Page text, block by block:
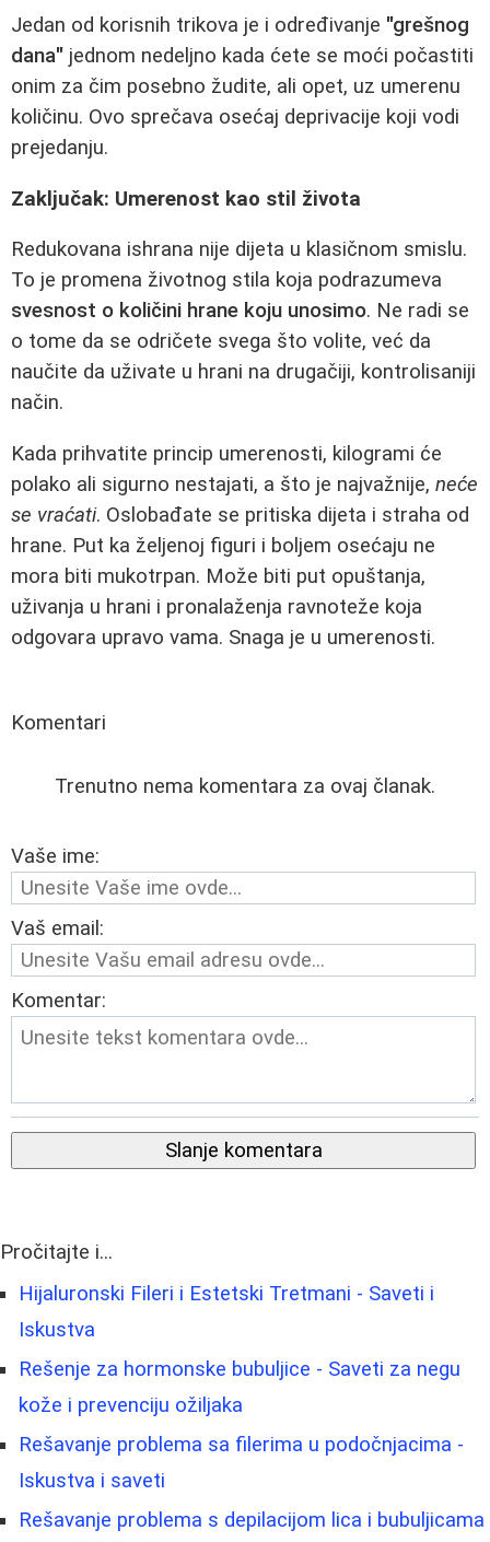
Jedan od korisnih trikova je i određivanje "grešnog
dana" jednom nedeljno kada ćete se moći počastiti
onim za čim posebno žudite, ali opet, uz umerenu
količinu. Ovo sprečava osećaj deprivacije koji vodi
prejedanju.
Zaključak: Umerenost kao stil života
Redukovana ishrana nije dijeta u klasičnom smislu.
To je promena životnog stila koja podrazumeva
svesnost o količini hrane koju unosimo. Ne radi se
o tome da se odričete svega što volite, već da
naučite da uživate u hrani na drugačiji, kontrolisaniji
način.
Kada prihvatite princip umerenosti, kilogrami će
polako ali sigurno nestajati, a što je najvažnije, neće
se vraćati. Oslobađate se pritiska dijeta i straha od
hrane. Put ka željenoj figuri i boljem osećaju ne
mora biti mukotrpan. Može biti put opuštanja,
uživanja u hrani i pronalaženja ravnoteže koja
odgovara upravo vama. Snaga je u umerenosti.
Komentari
Trenutno nema komentara za ovaj članak.
Vaše ime:
Vaš email:
Komentar:
Slanje komentara
Pročitajte i...
Hijaluronski Fileri i Estetski Tretmani - Saveti i
Iskustva
Rešenje za hormonske bubuljice - Saveti za negu
kože i prevenciju ožiljaka
Rešavanje problema sa filerima u podočnjacima -
Iskustva i saveti
Rešavanje problema s depilacijom lica i bubuljicama